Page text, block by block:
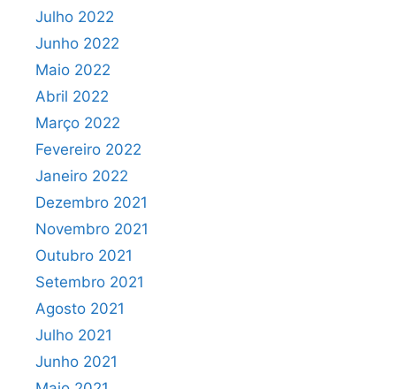
Julho 2022
Junho 2022
Maio 2022
Abril 2022
Março 2022
Fevereiro 2022
Janeiro 2022
Dezembro 2021
Novembro 2021
Outubro 2021
Setembro 2021
Agosto 2021
Julho 2021
Junho 2021